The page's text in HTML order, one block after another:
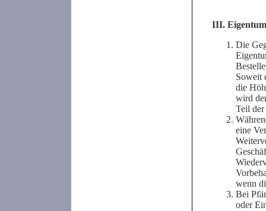
III.
Die
Soweit
die
wird
Teil der
eine
wenn
Bei
oder